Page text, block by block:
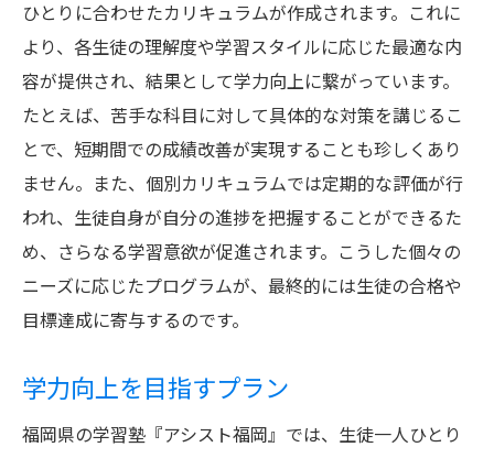
ひとりに合わせたカリキュラムが作成されます。これに
より、各生徒の理解度や学習スタイルに応じた最適な内
容が提供され、結果として学力向上に繋がっています。
たとえば、苦手な科目に対して具体的な対策を講じるこ
とで、短期間での成績改善が実現することも珍しくあり
ません。また、個別カリキュラムでは定期的な評価が行
われ、生徒自身が自分の進捗を把握することができるた
め、さらなる学習意欲が促進されます。こうした個々の
ニーズに応じたプログラムが、最終的には生徒の合格や
目標達成に寄与するのです。
学力向上を目指すプラン
福岡県の学習塾『アシスト福岡』では、生徒一人ひとり